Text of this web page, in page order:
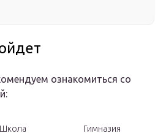
ознакомиться со
Школа Гимназия